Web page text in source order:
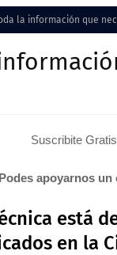
la información que
Suscribite
apoyarnos
está
en la